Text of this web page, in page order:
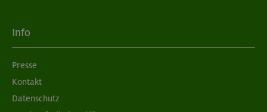
Info
Presse
Kontakt
Datenschutz